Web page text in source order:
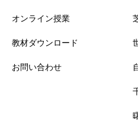
オンライン授業
教材ダウンロード
お問い合わせ